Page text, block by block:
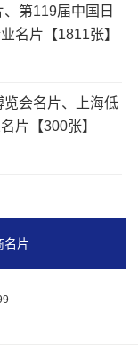
第119届中国日
名片【1811张】
会名片、上海低
片【300张】
名片